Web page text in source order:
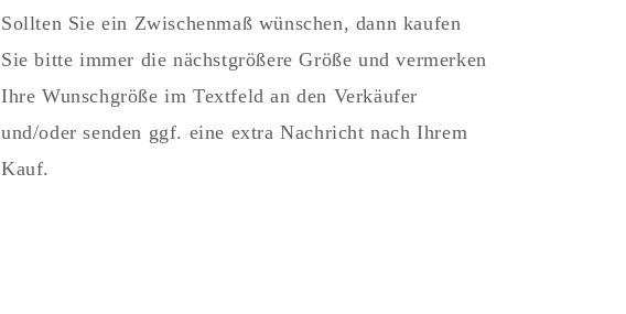
Sollten Sie ein Zwischenmaß wünschen, dann kaufen
Sie bitte immer die nächstgrößere Größe und vermerken
Ihre Wunschgröße im Textfeld an den Verkäufer
und/oder senden ggf. eine extra Nachricht nach Ihrem
Kauf.